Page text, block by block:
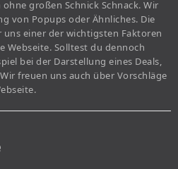
großen Schnick Schnack. Wir
von Popups oder Ähnliches. Die
einer der wichtigsten Faktoren
Webseite. Solltest du dennoch
bei der Darstellung eines Deals,
freuen uns auch über Vorschläge